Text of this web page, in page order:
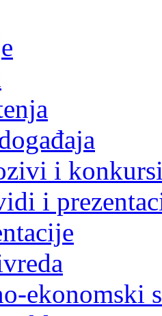
i
i
ekonomski